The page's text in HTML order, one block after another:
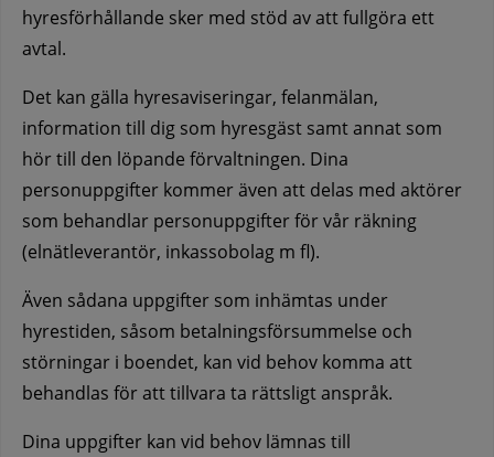
hyresförhållande sker med stöd av att fullgöra ett
avtal.
Det kan gälla hyresaviseringar, felanmälan,
information till dig som hyresgäst samt annat som
hör till den löpande förvaltningen. Dina
personuppgifter kommer även att delas med aktörer
som behandlar personuppgifter för vår räkning
(elnätleverantör, inkassobolag m fl).
Även sådana uppgifter som inhämtas under
hyrestiden, såsom betalningsförsummelse och
störningar i boendet, kan vid behov komma att
behandlas för att tillvara ta rättsligt anspråk.
Dina uppgifter kan vid behov lämnas till